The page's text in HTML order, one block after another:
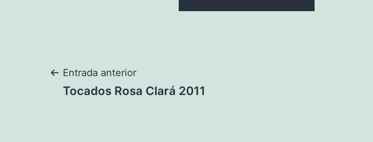
Navegación
Entrada anterior
Tocados Rosa Clará 2011